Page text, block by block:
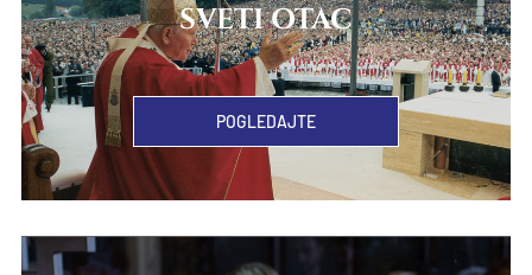
SVETI OTAC
POGLEDAJTE